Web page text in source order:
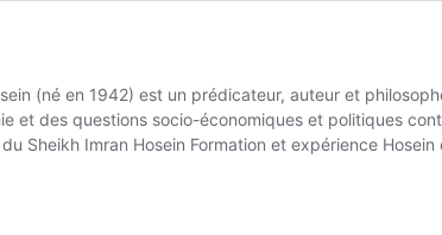
(né en 1942) est un prédicateur, auteur et
et des questions socio-économiques et politiques
Sheikh Imran Hosein Formation et expérience Hosein